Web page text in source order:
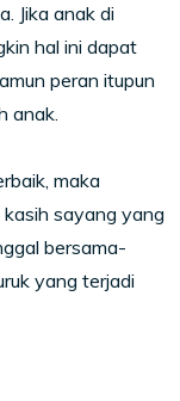
Jika anak di
hal ini dapat
peran itupun
anak.
maka
sayang yang
bersama-
yang terjadi